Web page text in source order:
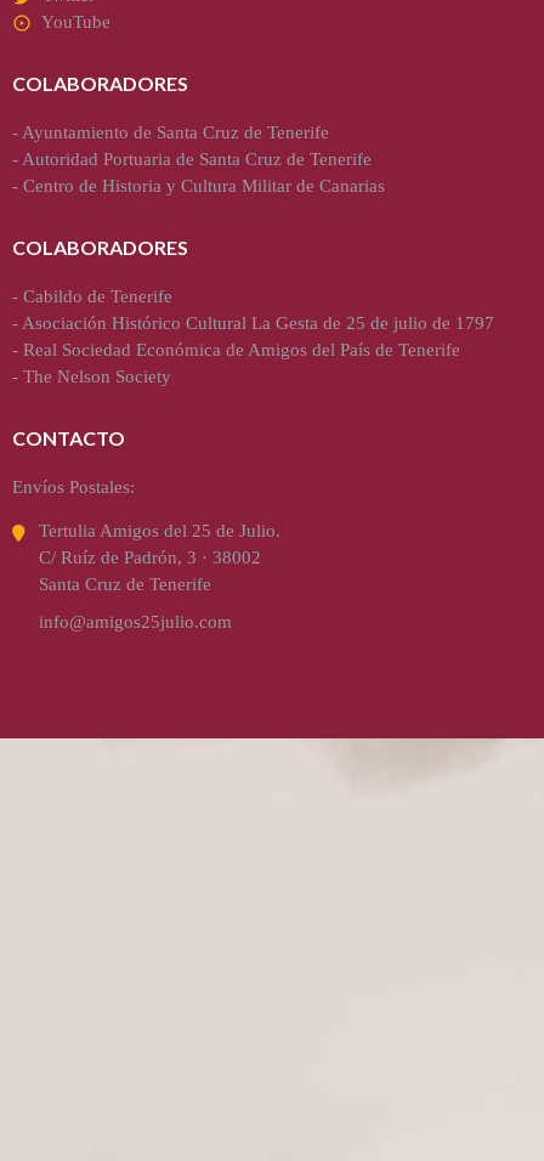
YouTube
COLABORADORES
- Ayuntamiento de Santa Cruz de Tenerife
- Autoridad Portuaria de Santa Cruz de Tenerife
- Centro de Historia y Cultura Militar de Canarias
COLABORADORES
- Cabildo de Tenerife
- Asociación Histórico Cultural La Gesta de 25 de julio de 1797
- Real Sociedad Económica de Amigos del País de Tenerife
- The Nelson Society
CONTACTO
Envíos Postales:
Tertulia Amigos del 25 de Julio.
C/ Ruíz de Padrón, 3 · 38002
Santa Cruz de Tenerife
info@amigos25julio.com